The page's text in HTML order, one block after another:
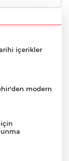
içerikler
modern
için